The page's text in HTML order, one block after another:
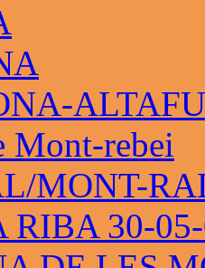
Mont-rebei
MONT-
RIBA 30-